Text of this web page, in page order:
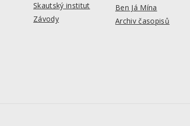
Skautský institut
Závody
Ben Já Mína
Archiv časopisů